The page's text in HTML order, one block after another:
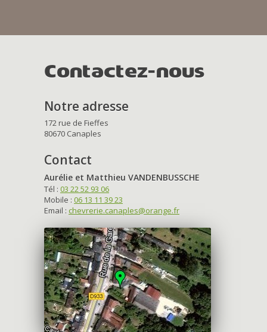
Contactez-nous
Notre adresse
172 rue de Fieffes
80670 Canaples
Contact
Aurélie et Matthieu VANDENBUSSCHE
Tél : 03 22 52 93 06
Mobile : 06 13 11 39 23
Email : chevrerie.canaples@orange.fr